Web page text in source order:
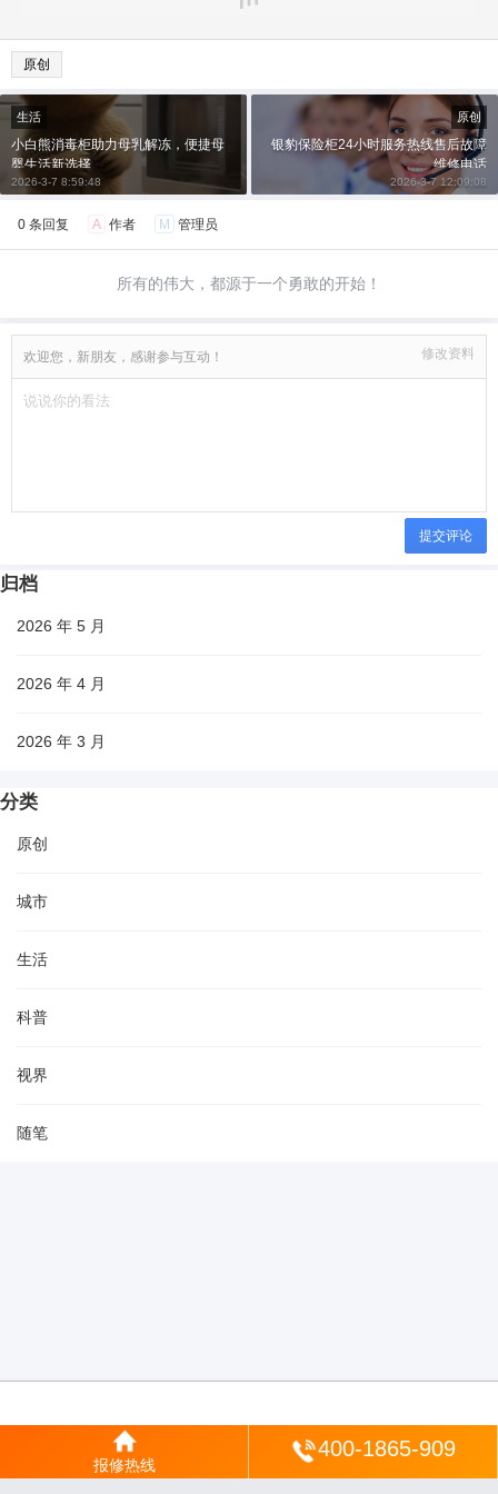
原创
生活
小白熊消毒柜助力母乳解冻，便捷母
婴生活新选择
2026-3-7 8:59:48
原创
银豹保险柜24小时服务热线售后故障
维修电话
2026-3-7 12:09:08
0 条回复 A 作者 M 管理员
所有的伟大，都源于一个勇敢的开始！
欢迎您，新朋友，感谢参与互动！ 修改资料
提交评论
归档
2026 年 5 月
2026 年 4 月
2026 年 3 月
分类
原创
城市
生活
科普
视界
随笔
报修热线
400-1865-909